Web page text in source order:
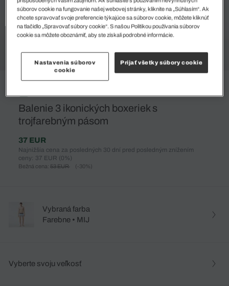
Balenie 3 ikonických boxeriek s
trojfarebným pásom
37 EUR
Najnižšia cena za posledných 30 dní pred posledným znížením
ceny: 37 EUR (0%)
Bežná cena: 53 EUR (-30%)
Vybraná farba
Farebne • MIJ
Vyberte svoju veľkosť
súborov cookie na fungovanie našej webovej stránky, kliknite na „Súhlasím“. Ak
chcete spravovať svoje preferencie týkajúce sa súborov cookie, môžete kliknúť
na tlačidlo „Spravovať súbory cookie“. S našou Politikou používania súborov
cookie sa môžete oboznámiť, aby ste získali podrobné informácie.
Nastavenia súborov
cookie
Prijať všetky súbory cookie